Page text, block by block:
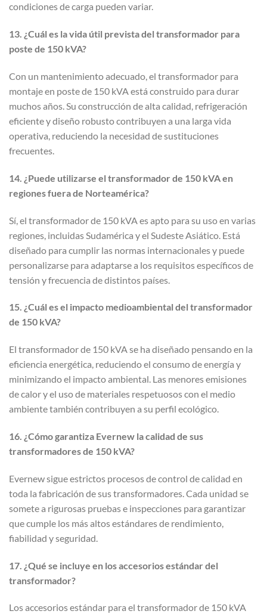
condiciones de carga pueden variar.
13. ¿Cuál es la vida útil prevista del transformador para
poste de 150 kVA?
Con un mantenimiento adecuado, el transformador para
montaje en poste de 150 kVA está construido para durar
muchos años. Su construcción de alta calidad, refrigeración
eficiente y diseño robusto contribuyen a una larga vida
operativa, reduciendo la necesidad de sustituciones
frecuentes.
14. ¿Puede utilizarse el transformador de 150 kVA en
regiones fuera de Norteamérica?
Sí, el transformador de 150 kVA es apto para su uso en varias
regiones, incluidas Sudamérica y el Sudeste Asiático. Está
diseñado para cumplir las normas internacionales y puede
personalizarse para adaptarse a los requisitos específicos de
tensión y frecuencia de distintos países.
15. ¿Cuál es el impacto medioambiental del transformador
de 150 kVA?
El transformador de 150 kVA se ha diseñado pensando en la
eficiencia energética, reduciendo el consumo de energía y
minimizando el impacto ambiental. Las menores emisiones
de calor y el uso de materiales respetuosos con el medio
ambiente también contribuyen a su perfil ecológico.
16. ¿Cómo garantiza Evernew la calidad de sus
transformadores de 150 kVA?
Evernew sigue estrictos procesos de control de calidad en
toda la fabricación de sus transformadores. Cada unidad se
somete a rigurosas pruebas e inspecciones para garantizar
que cumple los más altos estándares de rendimiento,
fiabilidad y seguridad.
17. ¿Qué se incluye en los accesorios estándar del
transformador?
Los accesorios estándar para el transformador de 150 kVA